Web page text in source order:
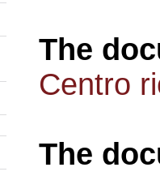
The
Centro
The